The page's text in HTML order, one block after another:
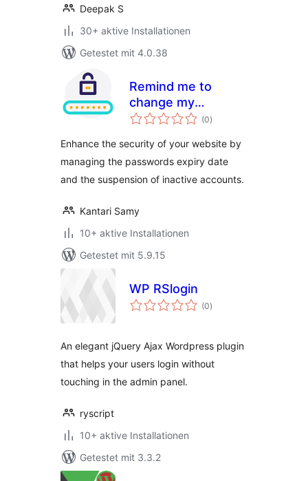
Deepak S
30+ aktive Installationen
Getestet mit 4.0.38
Remind me to
change my
password
(0Bewertungen
insgesamt
)
Enhance the security of your website by
managing the passwords expiry date
and the suspension of inactive accounts.
Kantari Samy
10+ aktive Installationen
Getestet mit 5.9.15
WP RSlogin
(0Bewertungen
insgesamt
)
An elegant jQuery Ajax Wordpress plugin
that helps your users login without
touching in the admin panel.
ryscript
10+ aktive Installationen
Getestet mit 3.3.2